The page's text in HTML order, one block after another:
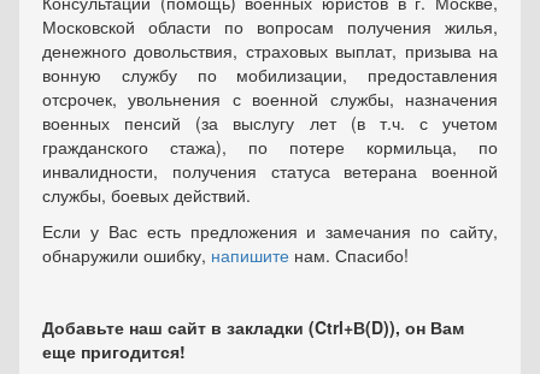
Московской области по вопросам получения жилья,
денежного довольствия, страховых выплат, призыва на
вонную службу по мобилизации, предоставления
отсрочек, увольнения с военной службы, назначения
военных пенсий (за выслугу лет (в т.ч. с учетом
гражданского стажа), по потере кормильца, по
инвалидности, получения статуса ветерана военной
службы, боевых действий.
Если у Вас есть предложения и замечания по сайту,
обнаружили ошибку, напишите нам. Спасибо!
Добавьте наш сайт в закладки (Ctrl+В(D)), он Вам
еще пригодится!